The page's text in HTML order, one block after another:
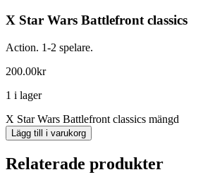
X Star Wars Battlefront classics
Action. 1-2 spelare.
200.00kr
1 i lager
X Star Wars Battlefront classics mängd
Lägg till i varukorg
Relaterade produkter